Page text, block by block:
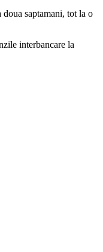
saptamani, tot la o
interbancare la